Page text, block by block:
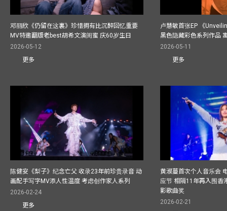
邓丽欣《仍留在这裏》珍惜拥有比沉醉回忆重要
MV特邀翻版老best胡希文演闺蜜 庆60岁生日
2026-05-12
更多
卢慧敏首张EP 《
黑色隐藏彩色系列作品
2026-05-11
更多
陈健安《梨子》纪念亡父 收录23年前珍贵录音 动
画配手写字MV添人性温度 考虑创作家人系列
2026-02-24
更多
黄淑蔓首次个人音乐会
应节 相隔11年再入围香
影歌曲奖
2026-02-21